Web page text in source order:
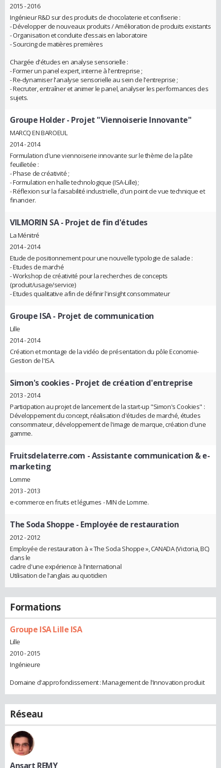
2015 - 2016
Ingénieur R&D sur des produits de chocolaterie et confiserie :
- Développer de nouveaux produits / Amélioration de produits existants
- Organisation et conduite d’essais en laboratoire
- Sourcing de matières premières
Chargée d'études en analyse sensorielle :
- Former un panel expert, interne à l'entreprise ;
- Re-dynamiser l'analyse sensorielle au sein de l'entreprise ;
- Recruter, entraîner et animer le panel, analyser les performances des
sujets.
Groupe Holder- Projet "Viennoiserie Innovante"
MARCQ EN BAROEUL
2014 - 2014
Formulation d'une viennoiserie innovante sur le thème de la pâte
feuilletée :
- Phase de créativité ;
- Formulation en halle technologique (ISA-Lille) ;
- Réflexion sur la faisabilité industrielle, d'un point de vue technique et
financier.
VILMORIN SA- Projet de fin d'études
La Ménitré
2014 - 2014
Etude de positionnement pour une nouvelle typologie de salade :
- Etudes de marché
- Workshop de créativité pour la recherches de concepts
(produit/usage/service)
- Etudes qualitative afin de définir l'insight consommateur
Groupe ISA- Projet de communication
Lille
2014 - 2014
Création et montage de la vidéo de présentation du pôle Economie-
Gestion de l'ISA.
Simon's cookies- Projet de création d'entreprise
2013 - 2014
Participation au projet de lancement de la start-up "Simon's Cookies" :
Développement du concept, réalisation d'études de marché, études
consommateur, développement de l'image de marque, création d'une
gamme.
Fruitsdelaterre.com - Assistante communication & e-
marketing
Lomme
2013 - 2013
e-commerce en fruits et légumes - MIN de Lomme.
The Soda Shoppe - Employée de restauration
2012 - 2012
Employée de restauration à « The Soda Shoppe », CANADA (Victoria, BC)
dans le
cadre d'une expérience à l'international
Utilisation de l'anglais au quotidien
Formations
Groupe ISA Lille ISA
Lille
2010 - 2015
Ingénieure
Domaine d'approfondissement : Management de l'Innovation produit
Réseau
Ansart REMY